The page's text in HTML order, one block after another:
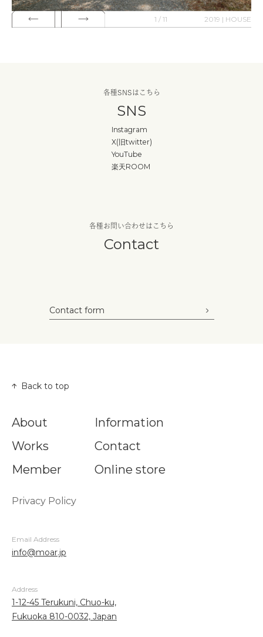
1 / 11 2019 | HOUSE
各種SNSはこちら
SNS
Instagram
X(旧twitter)
YouTube
楽天ROOM
各種お問い合わせはこちら
Contact
Contact form
Back to top
About
Works
Member
Information
Contact
Online store
Privacy Policy
Email Address
info@moar.jp
Address
1-12-45 Terukuni, Chuo-ku,
Fukuoka 810-0032, Japan